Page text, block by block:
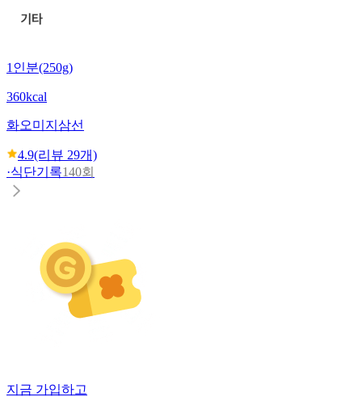
1인분(250g)
360kcal
화오미 지삼선
4.9(리뷰 29개)
·식단기록140회
지금 가입하고